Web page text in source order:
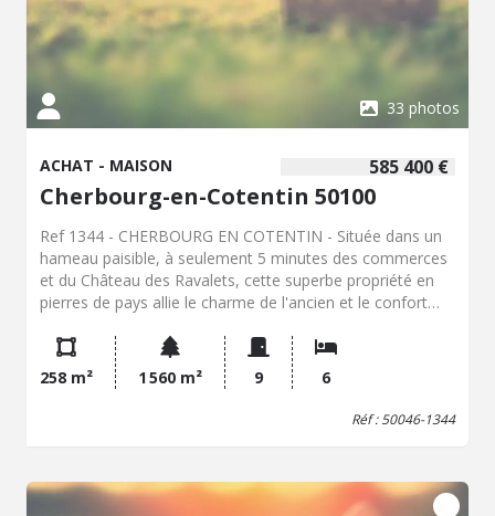
33 photos
585 400 €
ACHAT - MAISON
Cherbourg-en-Cotentin 50100
Ref 1344 - CHERBOURG EN COTENTIN - Située dans un
hameau paisible, à seulement 5 minutes des commerces
et du Château des Ravalets, cette superbe propriété en
pierres de pays allie le charme de l'ancien et le confort
élégante façade et toiture en pierres de pays surmontée
d'épis de faîtage en terre cuite vernissée, et éléments
architecturaux comme sa pièce en forme de tour dotée
d'un bow-window. L'intérieur dévoile une décoration
cheminées, pierres apparentes) : • Au rez-de-chaussée : o
Entrée avec WC et vestiaire . o Cuisine aménagée et
258 m² 1 560 m² 9 6
Réf : 50046-1344